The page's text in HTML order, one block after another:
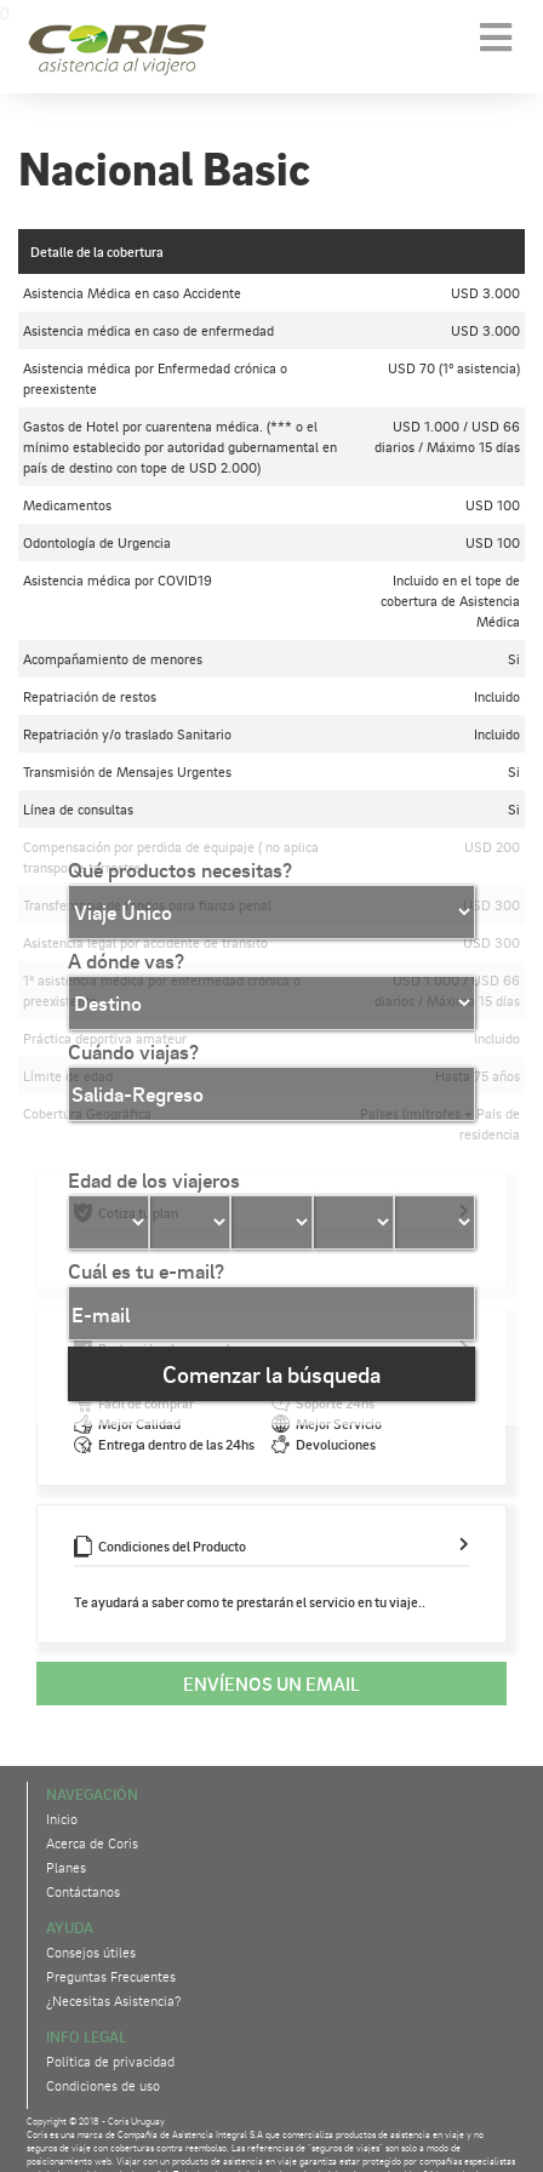
Nacional Basic
Detalle de la cobertura
Asistencia Médica en caso Accidente USD 3.000
Asistencia médica en caso de enfermedad USD 3.000
Asistencia médica por Enfermedad crónica o
preexistente
USD 70 (1º asistencia)
Gastos de Hotel por cuarentena médica. (*** o el
mínimo establecido por autoridad gubernamental en
país de destino con tope de USD 2.000)
USD 1.000 / USD 66
diarios / Máximo 15 días
Medicamentos USD 100
Odontología de Urgencia USD 100
Asistencia médica por COVID19
Incluido en el tope de
cobertura de Asistencia
Médica
Acompañamiento de menores Si
Repatriación de restos Incluido
Repatriación y/o traslado Sanitario Incluido
Transmisión de Mensajes Urgentes Si
Línea de consultas Si
Compensación por perdida de equipaje ( no aplica
transporte terrestre )
USD 200
Transferencia de fondos para fianza penal USD 300
Asistencia legal por accidente de tránsito USD 300
1º asistencia médica por enfermedad crónica o
preexistente
USD 1.000 / USD 66
diarios / Máximo 15 días
Práctica deportiva amateur Incluido
Límite de edad Hasta 75 años
Cobertura Geográfica
Países limítrofes + País de
residencia
Cotiza tu plan
Qué productos necesitas?
A dónde vas?
Cuándo viajas?
Edad de los viajeros
Cuál es tu e-mail?
Comenzar la búsqueda
Protección al comprador
Fácil de comprar
Soporte 24hs
Mejor Calidad
Mejor Servicio
Entrega dentro de las 24hs
Devoluciones
Condiciones del Producto
Te ayudará a saber como te prestarán el servicio en tu viaje..
ENVÍENOS UN EMAIL
NAVEGACIÓN
Inicio
Acerca de Coris
Planes
Contáctanos
AYUDA
Consejos útiles
Preguntas Frecuentes
¿Necesitas Asistencia?
INFO LEGAL
Política de privacidad
Condiciones de uso
Copyright © 2018 - Coris Uruguay
Coris es una marca de Compañía de Asistencia Integral S.A que comercializa productos de asistencia en viaje y no
seguros de viaje con coberturas contra reembolso. Las referencias de "seguros de viajes" son solo a modo de
posicionamiento web. Viajar con un producto de asistencia en viaje garantiza estar protegido por compañías especialistas